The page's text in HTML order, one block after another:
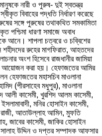
নারী ও পুরুষ- দুই স্বতন্ত্র
বিবাহের পদ্ধতি নির্ধারণ করেছে
সঙ্গে পুরুষের তথাকথিত সমকামিতা
পশ্চিমা ধারণা সমাজে অবাধ
আনে। শাপলা চত্বরে ও চব্বিশের
রুহের মাগফিরাত, আহতদের
অংশ হিসেবে রাজধানীর জামিয়া
আয়োজন করা হয়। হেফাজতের আমির
হেফাজতের মহাসচিব মাওলানা
(পীরসাহেব মধুপুর), মাওলানা
আলী কাসেমী, খুরশিদ আলম কাসেমী,
মনির হোসাইন কাসেমী,
রাজী, আতাউল্লাহ আমিন, মুফতি
জাবের কাসেমী, জাকির হোসাইন
সালাহ উদ্দিন ও দপ্তর সম্পাদক আফসার